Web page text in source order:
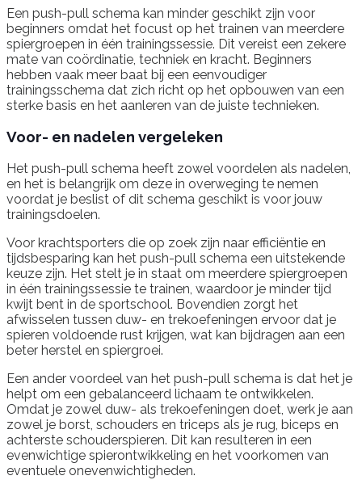
Een push-pull schema kan minder geschikt zijn voor
beginners omdat het focust op het trainen van meerdere
spiergroepen in één trainingssessie. Dit vereist een zekere
mate van coördinatie, techniek en kracht. Beginners
hebben vaak meer baat bij een eenvoudiger
trainingsschema dat zich richt op het opbouwen van een
sterke basis en het aanleren van de juiste technieken.
Voor- en nadelen vergeleken
Het push-pull schema heeft zowel voordelen als nadelen,
en het is belangrijk om deze in overweging te nemen
voordat je beslist of dit schema geschikt is voor jouw
trainingsdoelen.
Voor krachtsporters die op zoek zijn naar efficiëntie en
tijdsbesparing kan het push-pull schema een uitstekende
keuze zijn. Het stelt je in staat om meerdere spiergroepen
in één trainingssessie te trainen, waardoor je minder tijd
kwijt bent in de sportschool. Bovendien zorgt het
afwisselen tussen duw- en trekoefeningen ervoor dat je
spieren voldoende rust krijgen, wat kan bijdragen aan een
beter herstel en spiergroei.
Een ander voordeel van het push-pull schema is dat het je
helpt om een gebalanceerd lichaam te ontwikkelen.
Omdat je zowel duw- als trekoefeningen doet, werk je aan
zowel je borst, schouders en triceps als je rug, biceps en
achterste schouderspieren. Dit kan resulteren in een
evenwichtige spierontwikkeling en het voorkomen van
eventuele onevenwichtigheden.